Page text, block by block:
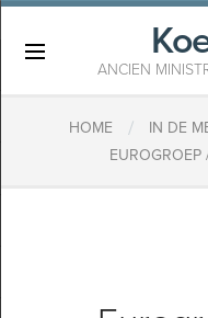
ANCIEN
HOME / IN DE
EUROGROEP